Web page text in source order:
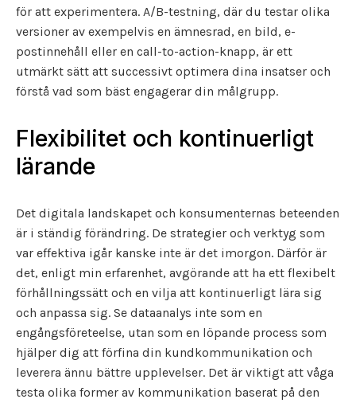
för att experimentera. A/B-testning, där du testar olika
versioner av exempelvis en ämnesrad, en bild, e-
postinnehåll eller en call-to-action-knapp, är ett
utmärkt sätt att successivt optimera dina insatser och
förstå vad som bäst engagerar din målgrupp.
Flexibilitet och kontinuerligt
lärande
Det digitala landskapet och konsumenternas beteenden
är i ständig förändring. De strategier och verktyg som
var effektiva igår kanske inte är det imorgon. Därför är
det, enligt min erfarenhet, avgörande att ha ett flexibelt
förhållningssätt och en vilja att kontinuerligt lära sig
och anpassa sig. Se dataanalys inte som en
engångsföreteelse, utan som en löpande process som
hjälper dig att förfina din kundkommunikation och
leverera ännu bättre upplevelser. Det är viktigt att våga
testa olika former av kommunikation baserat på den